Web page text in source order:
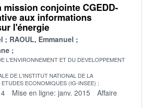
mission conjointe CGEDD-
aux informations
l'énergie
RAOUL, Emmanuel
L'ENVIRONNEMENT ET DU DEVELOPPEMENT
DE L'INSTITUT NATIONAL DE LA
ECONOMIQUES (IG-INSEE)
Mise en ligne: janv. 2015
Affaire